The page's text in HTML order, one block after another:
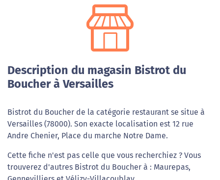
Description du magasin Bistrot du
Boucher à Versailles
Bistrot du Boucher de la catégorie restaurant se situe à
Versailles (78000). Son exacte localisation est 12 rue
Andre Chenier, Place du marche Notre Dame.
Cette fiche n'est pas celle que vous recherchiez ? Vous
trouverez d'autres Bistrot du Boucher à : Maurepas,